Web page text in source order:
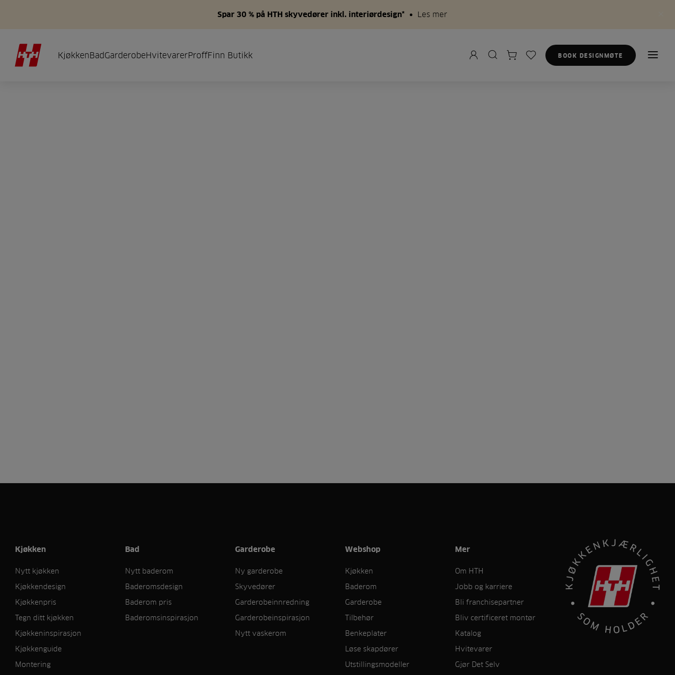
Spar 30 % på HTH skyvedører inkl. interiørdesign* Les mer
KjøkkenBadGarderobeHvitevarerProffFinn Butikk BOOK DESIGNMØTE
Kjøkken
Nytt kjøkken
Kjøkkendesign
Kjøkkenpris
Tegn ditt kjøkken
Kjøkkeninspirasjon
Kjøkkenguide
Montering
Bad
Nytt baderom
Baderomsdesign
Baderom pris
Baderomsinspirasjon
Garderobe
Ny garderobe
Skyvedører
Garderobeinnredning
Garderobeinspirasjon
Nytt vaskerom
Webshop
Kjøkken
Baderom
Garderobe
Tilbehør
Benkeplater
Løse skapdører
Utstillingsmodeller
Mer
Om HTH
Jobb og karriere
Bli franchisepartner
Bliv certificeret montør
Katalog
Hvitevarer
Gjør Det Selv